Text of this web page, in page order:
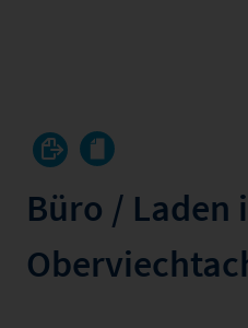
Büro / Laden